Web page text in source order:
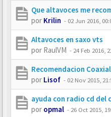
Que altavoces me
por Krilin - 02 Jun 2016,
Altavoces en saxo vts
por RaulVM - 24 Feb 2016,
Recomendacion
por Lisof - 02 Nov 2015,
ayuda con radio cd del
por opmal - 26 Oct 2015,